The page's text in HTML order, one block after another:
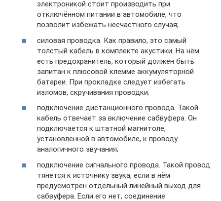
электроникой стоит производить при
отключённом питании в автомобиле, что
позволит избежать несчастного случая;
силовая проводка. Как правило, это самый
толстый кабель в комплекте акустики. На нём
есть предохранитель, который должен быть
запитан к плюсовой клемме аккумуляторной
батареи. При прокладке следует избегать
изломов, скручивания проводки.
подключение дистанционного провода. Такой
кабель отвечает за включение сабвуфера. Он
подключается к штатной магнитоле,
установленной в автомобиле, к проводу
аналогичного звучания;
подключение сигнального провода. Такой провод
тянется к источнику звука, если в нём
предусмотрен отдельный линейный выход для
сабвуфера. Если его нет, соединение